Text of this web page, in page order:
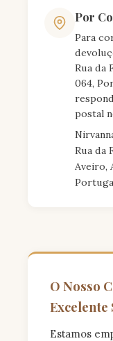
Por
Para
Rua da
064,
postal
Rua da
Aveiro,
O Nosso
Excelente
Estamos